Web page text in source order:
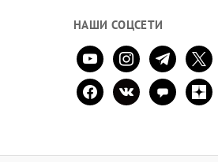
НАШИ СОЦСЕТИ
youtubeinstagramtelegram
x
facebookvkontaktecomment
zen-
yandex